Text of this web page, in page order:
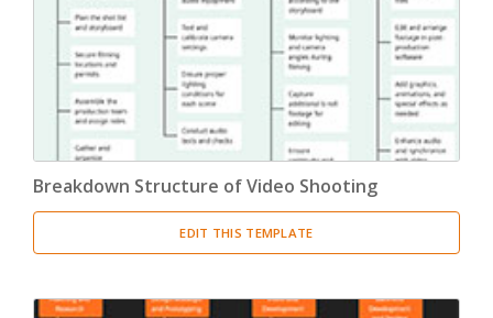
Breakdown Structure of Video Shooting
EDIT THIS TEMPLATE